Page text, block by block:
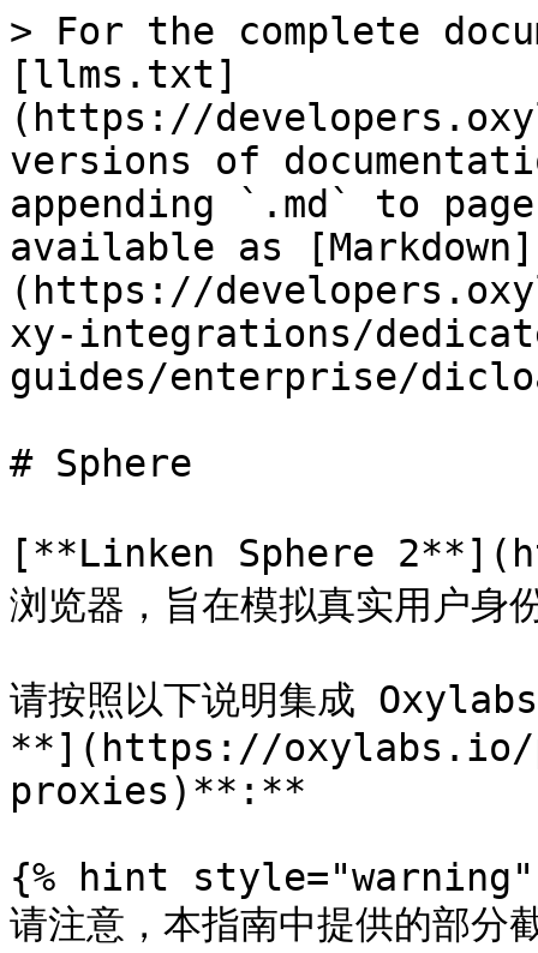
> For the complete
[llms.txt]
(https://
versions of
appending `.md` to
available as [Markdown]
(https://
xy-integrations/
guides/enterprise/
# Sphere
[**Linken Sphere
浏览器，旨在模拟真实用户身
请按照以下说明集成
**](https://oxylabs.io/
proxies)**:**
{% hint style="warning"
请注意，本指南中提供的部分